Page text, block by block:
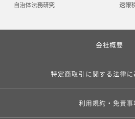
自治体法務研究
速報
会社概要
特定商取引に関する法律
利用規約・免責事